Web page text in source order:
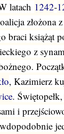
latach 1242-
złożona
braci książąt
z
, Kazimierz
.
i